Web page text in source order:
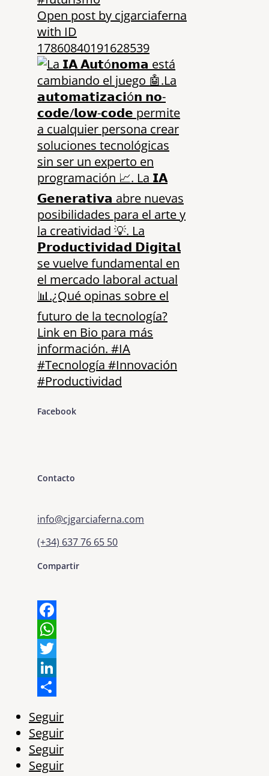
Open post by cjgarciaferna
with ID
17860840191628539
Facebook
Contacto
info@cjgarciaferna.com
(+34) 637 76 65 50
Compartir
Facebook
WhatsApp
Twitter
LinkedIn
Seguir
Seguir
Seguir
Seguir